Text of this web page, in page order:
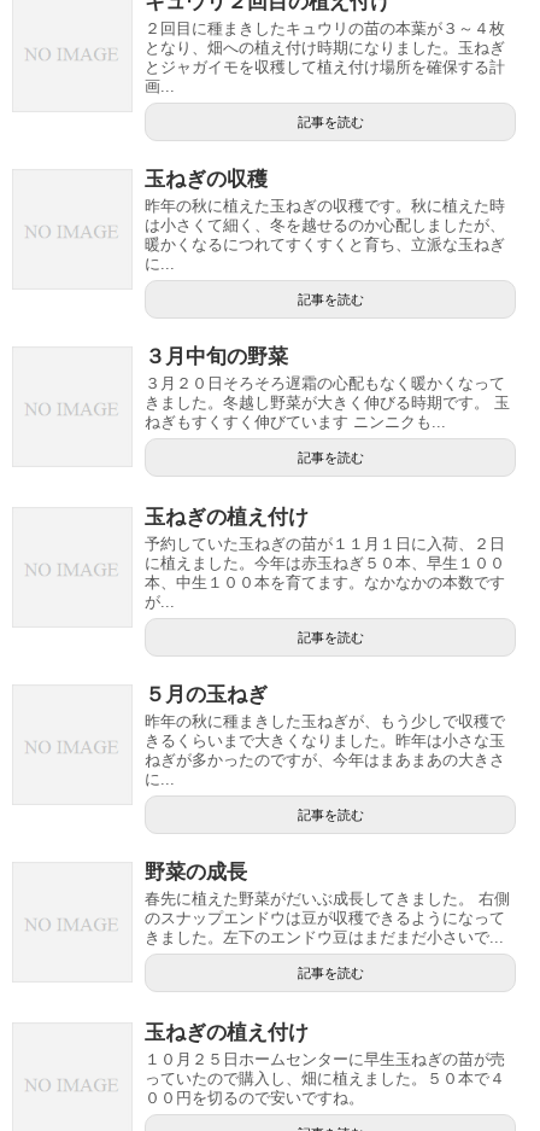
２回目に種まきしたキュウリの苗の本葉が３～４枚
となり、畑への植え付け時期になりました。玉ねぎ
とジャガイモを収穫して植え付け場所を確保する計
画...
記事を読む
玉ねぎの収穫
昨年の秋に植えた玉ねぎの収穫です。秋に植えた時
は小さくて細く、冬を越せるのか心配しましたが、
暖かくなるにつれてすくすくと育ち、立派な玉ねぎ
に...
記事を読む
３月中旬の野菜
３月２０日そろそろ遅霜の心配もなく暖かくなって
きました。冬越し野菜が大きく伸びる時期です。 玉
ねぎもすくすく伸びています ニンニクも...
記事を読む
玉ねぎの植え付け
予約していた玉ねぎの苗が１１月１日に入荷、２日
に植えました。今年は赤玉ねぎ５０本、早生１００
本、中生１００本を育てます。なかなかの本数です
が...
記事を読む
５月の玉ねぎ
昨年の秋に種まきした玉ねぎが、もう少しで収穫で
きるくらいまで大きくなりました。昨年は小さな玉
ねぎが多かったのですが、今年はまあまあの大きさ
に...
記事を読む
野菜の成長
春先に植えた野菜がだいぶ成長してきました。 右側
のスナップエンドウは豆が収穫できるようになって
きました。左下のエンドウ豆はまだまだ小さいで...
記事を読む
玉ねぎの植え付け
１０月２５日ホームセンターに早生玉ねぎの苗が売
っていたので購入し、畑に植えました。５０本で４
００円を切るので安いですね。